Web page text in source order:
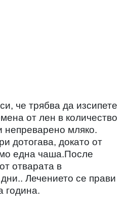
че трябва да изсипете
от лен в количество
непреварено мляко.
дотогава, докато от
една чаша.После
отварата в
Лечението се прави
година.